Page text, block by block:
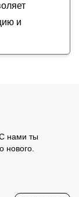
и
нами ты
нового.